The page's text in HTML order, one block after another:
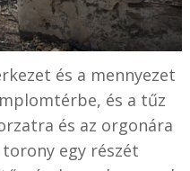
és a mennyezet
és a tűz
és az orgonára
egy részét